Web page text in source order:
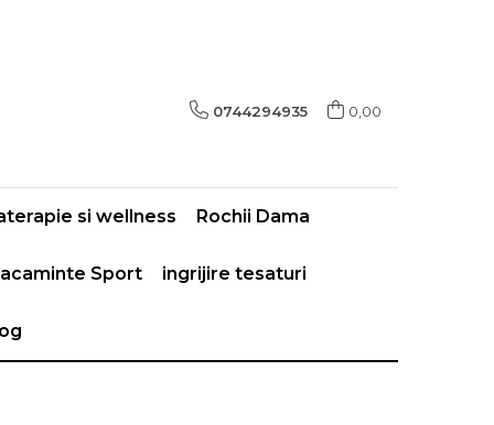
0744294935 0,00
si wellness Rochii Dama
Sport ingrijire tesaturi